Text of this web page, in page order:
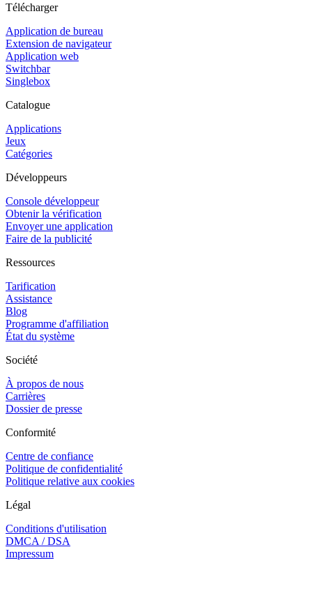
Télécharger
Application de bureau
Extension de navigateur
Application web
Switchbar
Singlebox
Catalogue
Applications
Jeux
Catégories
Développeurs
Console développeur
Obtenir la vérification
Envoyer une application
Faire de la publicité
Ressources
Tarification
Assistance
Blog
Programme d'affiliation
État du système
Société
À propos de nous
Carrières
Dossier de presse
Conformité
Centre de confiance
Politique de confidentialité
Politique relative aux cookies
Légal
Conditions d'utilisation
DMCA / DSA
Impressum